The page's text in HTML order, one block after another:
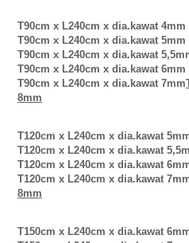
T90cm x L240cm x dia.kawat 4mm
T90cm x L240cm x dia.kawat 5mm
T90cm x L240cm x dia.kawat
T90cm x L240cm x dia.kawat 6mm
T90cm x L240cm x dia.kawat 7mm
8mm
T120cm x L240cm x dia.kawat
T120cm x L240cm x dia.kawat
T120cm x L240cm x dia.kawat
T120cm x L240cm x dia.kawat
8mm
T150cm x L240cm x dia.kawat